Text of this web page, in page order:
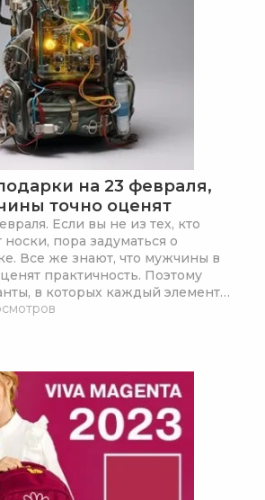
на 23 февраля,
точно оценят
Если вы не из тех, кто
пора задуматься о
Все же знают, что мужчины в
практичность. Поэтому
в которых каждый элемент